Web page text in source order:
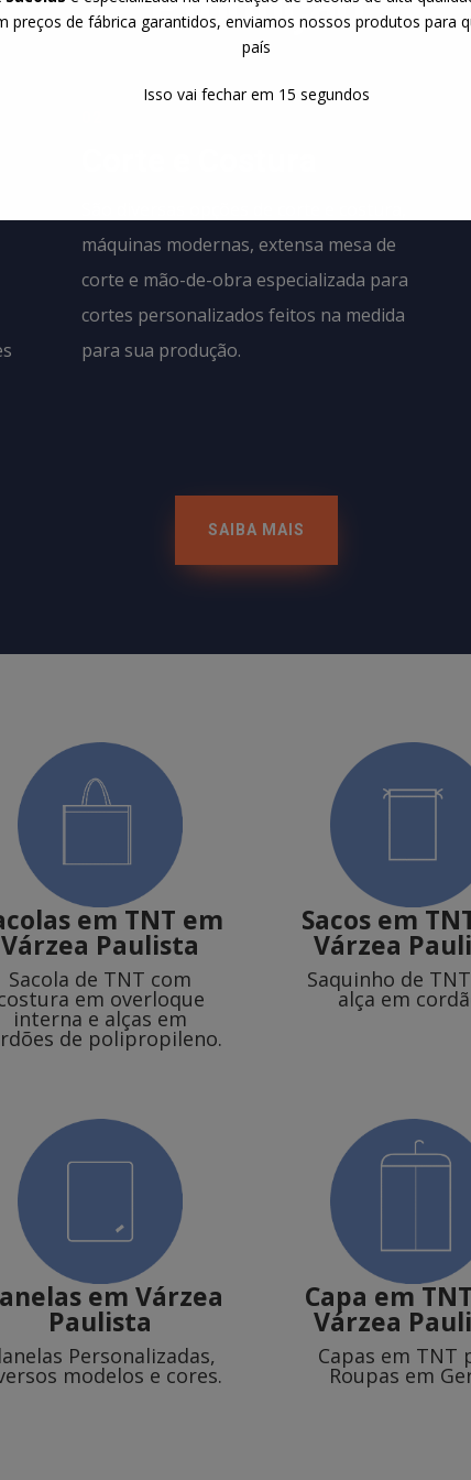
máquinas modernas, extensa mesa de
corte e mão-de-obra especializada para
cortes personalizados feitos na medida
para sua produção.
SAIBA MAIS
em TNT em
Várzea Paulista
Sacola de TNT com
em overloque
interna e alças em
de polipropileno.
Sacos em
Várzea
Saquinho de
alça em
em Várzea
Paulista
Personalizadas,
modelos e cores.
Capa em TNT
Várzea
Capas em TNT
Roupas em
preços de fábrica garantidos, enviamos nossos produtos para
país
Isso vai fechar em 14 segundos